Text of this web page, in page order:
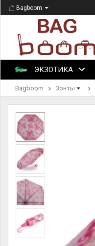
Bagboom
ЭКЗОТИКА
Bagboom Зонты